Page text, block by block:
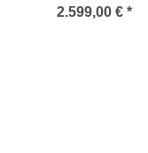
2.599,00 € *